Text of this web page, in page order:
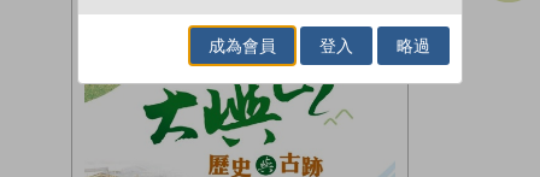
成為會員 登入 略過